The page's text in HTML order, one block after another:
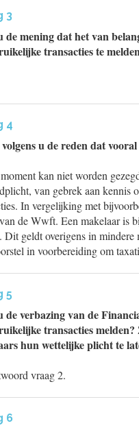
3
de mening dat het van
transacties te
4
u de reden dat
kan niet worden
van gebrek aan kennis
In vergelijking met
de Wwft. Een makelaar is
Dit geldt overigens in mindere
in voorbereiding om
5
de verbazing van de
transacties
hun wettelijke plicht te
vraag 2.
6